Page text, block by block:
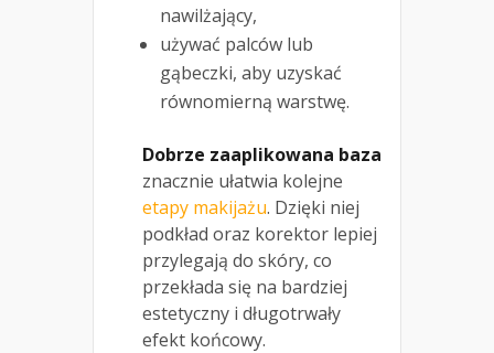
nawilżający,
używać palców lub
gąbeczki, aby uzyskać
równomierną warstwę.
Dobrze zaaplikowana baza
znacznie ułatwia kolejne
etapy makijażu. Dzięki niej
podkład oraz korektor lepiej
przylegają do skóry, co
przekłada się na bardziej
estetyczny i długotrwały
efekt końcowy.